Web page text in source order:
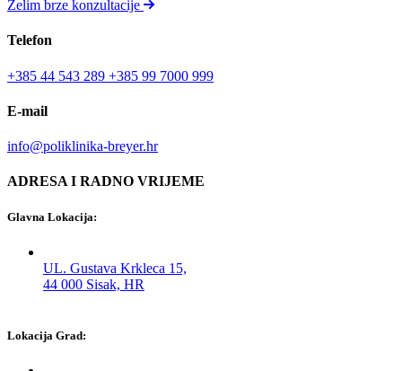
Želim brze konzultacije
Telefon
+385 44 543 289 +385 99 7000 999
E-mail
info@poliklinika-breyer.hr
ADRESA I RADNO VRIJEME
Glavna Lokacija:
UL. Gustava Krkleca 15,
44 000 Sisak, HR
Lokacija Grad: